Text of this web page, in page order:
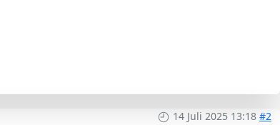
14 Juli 2025 13:18 #2